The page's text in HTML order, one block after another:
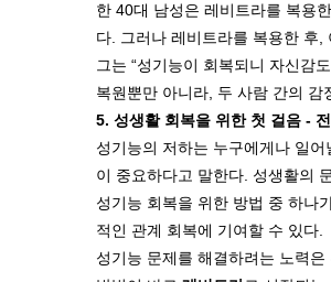
한 40대 남성은 레비트라를 복용
다. 그러나 레비트라를 복용한 후
그는 “성기능이 회복되니 자신감
복원뿐만 아니라, 두 사람 간의 감
5. 성생활 회복을 위한 첫 걸음 -
성기능의 저하는 누구에게나 일
이 중요하다고 말한다. 성생활의
성기능 회복을 위한 방법 중 하나
적인 관계 회복에 기여할 수 있다.
성기능 문제를 해결하려는 노력